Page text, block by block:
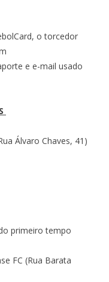
o torcedor
e e-mail usado
Álvaro Chaves, 41)
primeiro tempo
FC (Rua Barata